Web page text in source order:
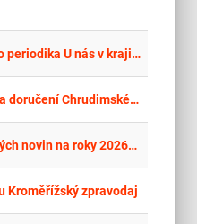
Tisk a distribuce krajského periodika U nás v kraji 2026
Předtisková příprava, tisk a doručení Chrudimského zpravodaje, včetně kulturní přílohy Chrudim dnes
Zajištění tisku Broumovských novin na roky 2026–2028
Kroměřížský zpravodaj